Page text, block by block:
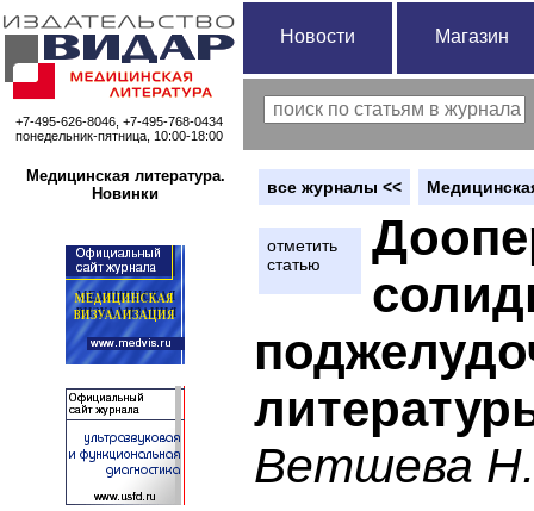
+7-495-626-8046, +7-495-768-0434
понедельник-пятница, 10:00-18:00
Новости Магазин
Медицинская литература.
Новинки
вce журналы <<
отметить
статью
Ветшева